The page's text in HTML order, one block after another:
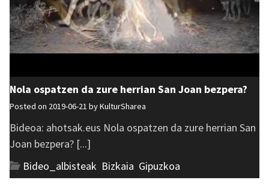
Nola ospatzen da zure herrian San Joan bezpera?
Posted on 2019-06-21 byKulturSharea
Bideoa: ahotsak.eus Nola ospatzen da zure herrian San
Joan bezpera? [...]
Bideo_albisteak Bizkaia Gipuzkoa